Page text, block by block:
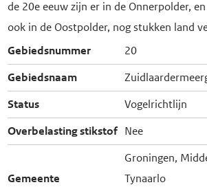
de 20e eeuw zijn er in de Onnerpolder,
ook in de Oostpolder, nog stukken land
Gebiedsnummer
20
Gebiedsnaam
Status
Vogelrichtlijn
Overbelasting stikstof Nee
Gemeente
Groningen,
Tynaarlo